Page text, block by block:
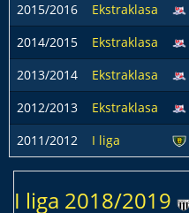
2015/2016
Ekstraklasa
2014/2015
Ekstraklasa
2013/2014
Ekstraklasa
2012/2013
Ekstraklasa
2011/2012
I liga
I liga 2018/2019